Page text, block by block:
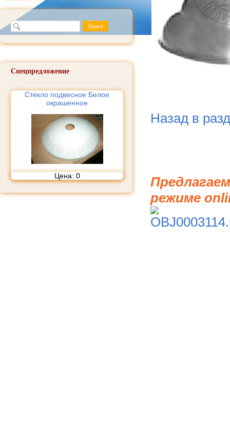
Спецпредложение
Стекло подвесное Белое
окрашенное
Цена: 0
Назад в
режиме